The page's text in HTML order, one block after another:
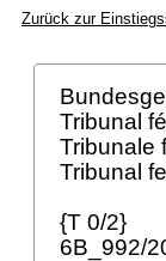
Zurück zur
Tribunal
Tribunale
Tribunal
{T 0/2}
6B_992/